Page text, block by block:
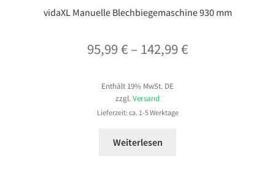
vidaXL Manuelle Blechbiegemaschine 930 mm
95,99€ – 142,99€Preisspanne:
Enthält 19% MwSt. DE
zzgl. Versand
Lieferzeit: ca. 1-5 Werktage
Weiterlesen